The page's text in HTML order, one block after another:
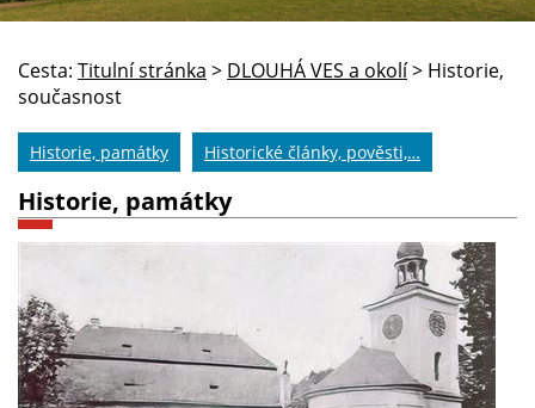
Cesta: Titulní stránka > DLOUHÁ VES a okolí> Historie,
současnost
Historie, památky Historické články, pověsti,…
Historie, památky